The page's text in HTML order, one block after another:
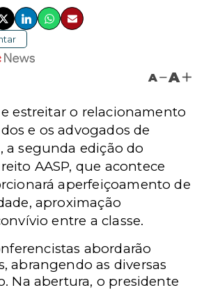
A A
estreitar o relacionamento
e os advogados de
a segunda edição do
AASP, que acontece
aperfeiçoamento de
aproximação
entre a classe.
abordarão
abrangendo as diversas
Na abertura, o presidente